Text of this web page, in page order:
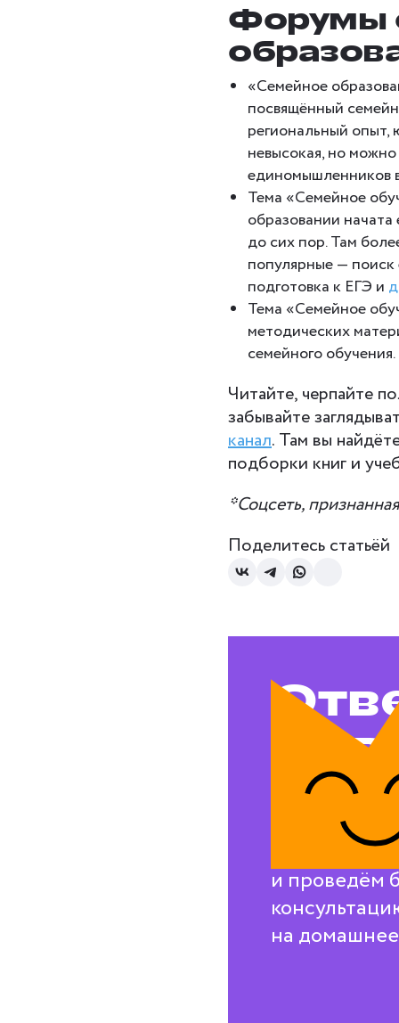
Форумы
«Семейное
посвящённый
региональный опыт,
невысокая, но
единомышленников
Тема «Семейное
образовании
до сих пор. Там
популярные —
подготовка к ЕГЭ и
Тема «Семейное
методических
семейного
Читайте, черпайте
забывайте
канал. Там вы
подборки книг и
*Соцсеть,
Поделитесь статьёй
на
Свяжемся с
и проведём
на